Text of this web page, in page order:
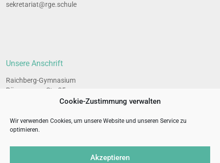
Cookie-Zustimmung verwalten
Wir verwenden Cookies, um unsere Website und unseren Service zu
optimieren.
Akzeptieren
sekretariat@rge.schule
Unsere Anschrift
Raichberg-Gymnasium
Bünzwanger Str. 35
73061 Ebersbach an der Fils
All­ge­mei­ne Links
Impres­sum